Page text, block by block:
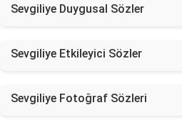
Sevgiliye Duygusal Sözler
Sevgiliye Etkileyici Sözler
Sevgiliye Fotoğraf Sözleri